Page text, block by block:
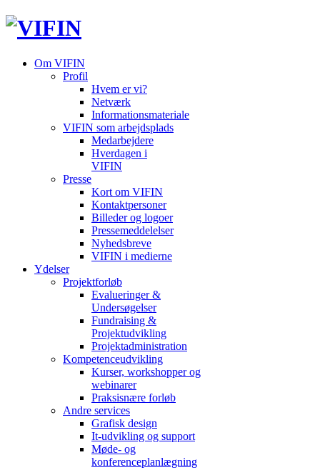
Om VIFIN
Profil
Hvem er vi?
Netværk
Informationsmateriale
VIFIN som arbejdsplads
Medarbejdere
Hverdagen i
VIFIN
Presse
Kort om VIFIN
Kontaktpersoner
Billeder og logoer
Pressemeddelelser
Nyhedsbreve
VIFIN i medierne
Ydelser
Projektforløb
Evalueringer &
Undersøgelser
Fundraising &
Projektudvikling
Projektadministration
Kompetenceudvikling
Kurser, workshopper og
webinarer
Praksisnære forløb
Andre services
Grafisk design
It-udvikling og support
Møde- og
konferenceplanlægning